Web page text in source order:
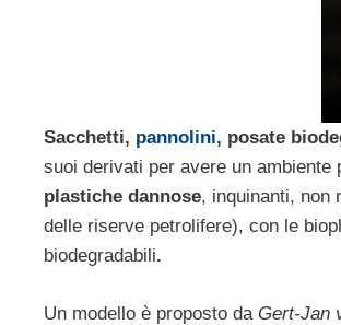
Sacchetti, pannolini, posate
suoi derivati per avere un ambiente
plastiche dannose, inquinanti, non
delle riserve petrolifere), con le
biodegradabili.
Un modello è proposto da Gert-Jan